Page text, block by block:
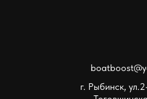
г. Рыбинск,